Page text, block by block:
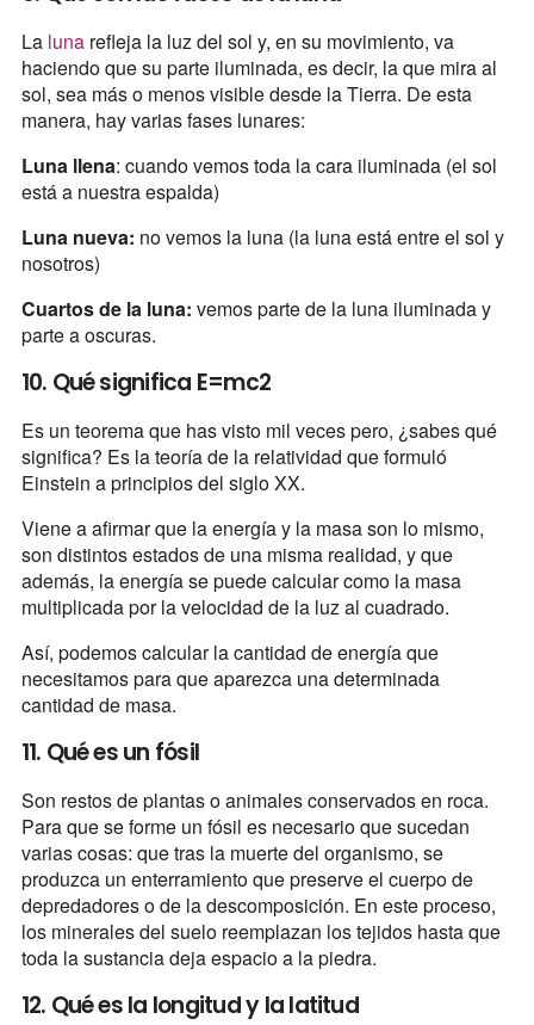
La luna refleja la luz del sol y, en su movimiento, va
haciendo que su parte iluminada, es decir, la que mira al
sol, sea más o menos visible desde la Tierra. De esta
manera, hay varias fases lunares:
Luna llena: cuando vemos toda la cara iluminada (el sol
está a nuestra espalda)
Luna nueva: no vemos la luna (la luna está entre el sol y
nosotros)
Cuartos de la luna: vemos parte de la luna iluminada y
parte a oscuras.
10. Qué significa E=mc2
Es un teorema que has visto mil veces pero, ¿sabes qué
significa? Es la teoría de la relatividad que formuló
Einstein a principios del siglo XX.
Viene a afirmar que la energía y la masa son lo mismo,
son distintos estados de una misma realidad, y que
además, la energía se puede calcular como la masa
multiplicada por la velocidad de la luz al cuadrado.
Así, podemos calcular la cantidad de energía que
necesitamos para que aparezca una determinada
cantidad de masa.
11. Qué es un fósil
Son restos de plantas o animales conservados en roca.
Para que se forme un fósil es necesario que sucedan
varias cosas: que tras la muerte del organismo, se
produzca un enterramiento que preserve el cuerpo de
depredadores o de la descomposición. En este proceso,
los minerales del suelo reemplazan los tejidos hasta que
toda la sustancia deja espacio a la piedra.
12. Qué es la longitud y la latitud